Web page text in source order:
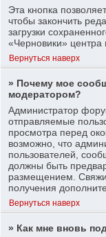
Эта кнопка
чтобы закончить
загрузки
«Черновики» центра
Вернуться наверх
» Почему мое
модератором?
Администратор
отправляемые
просмотра перед
возможно, что
пользователей,
должны быть
размещением.
получения
Вернуться наверх
» Как мне вновь